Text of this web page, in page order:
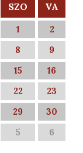
SZO VA
1
2
8
9
15
16
22
23
29
30
5 6